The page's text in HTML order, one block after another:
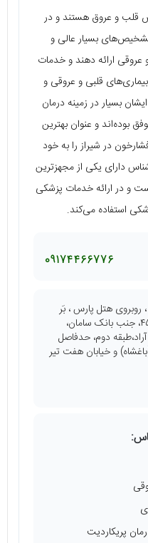
قلب و عروق هستند و در
بسیار عالی و
ارائه دهند و خدمات
قلبی و عروقی و
بسیار در زمینه درمان
بوده‌اند و عنوان بهترین
در شیراز را به خود
دارای یکی از مجهزترین
و در ارائه خدمات پزشکی
استفاده می‌کند.
09174466776
، روبروی هتل پارس ، بَر
زند ،نبش کوچه ۴۵، جنب بانک سامان،
دوم، حدفاصل
و خیابان هفت تیر
پریکاردیت